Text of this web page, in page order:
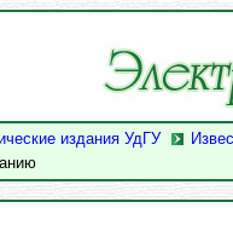
издания УдГУ